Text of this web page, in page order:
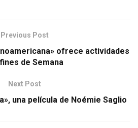
Previous Post
ofrece actividades
de Semana
Next Post
una película de Noémie Saglio